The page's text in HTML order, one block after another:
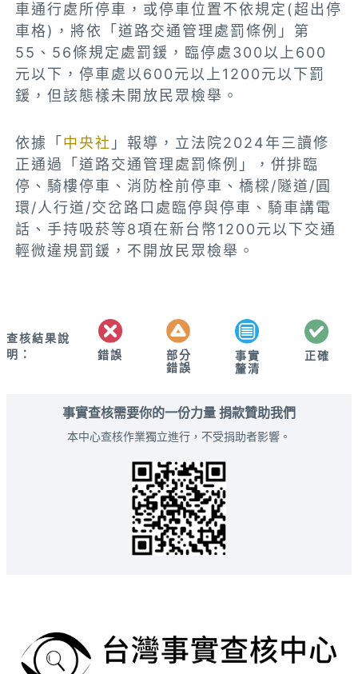
車通行處所停車，或停車位置不依規定(超出停
車格)，將依「道路交通管理處罰條例」第
55、56條規定處罰鍰，臨停處300以上600
元以下，停車處以600元以上1200元以下罰
鍰，但該態樣未開放民眾檢舉。
依據「 中央社 」報導，立法院2024年三讀修
正通過「道路交通管理處罰條例」，併排臨
停、騎樓停車、消防栓前停車、橋樑/隧道/圓
環/人行道/交岔路口處臨停與停車、騎車講電
話、手持吸菸等8項在新台幣1200元以下交通
輕微違規罰鍰，不開放民眾檢舉。
查核結果說
明：
錯誤
部分
錯誤
事實
釐清
正確
事實查核需要你的一份力量 捐款贊助我們
本中心查核作業獨立進行，不受捐助者影響。